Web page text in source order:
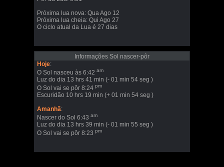
Próxima lua nova: Qua Ago 12
Próxima lua cheia: Qui Ago 27
O ciclo atual da Lua é 27 dias
Informações Sol nascer-pôr
Hoje:
O Sol nasceu às 6:42 am
Luz do dia 13 hrs 41 min (- 01 min 54 seg )
O Sol vai se pôr 8:24 pm
Escuridão 10 hrs 19 min (+ 01 min 54 seg )
Amanhã:
Nascer do Sol 6:43 am
Luz do dia 13 hrs 39 min (- 01 min 55 seg )
O Sol vai se pôr 8:23 pm